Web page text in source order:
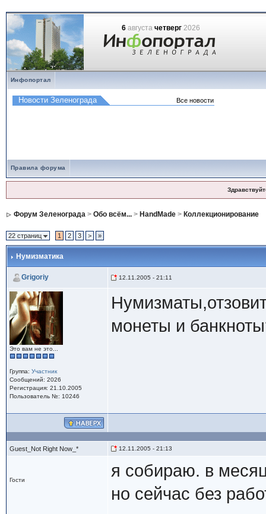
6августа четверг2026
Инфопортал
Правила форума
Форум Зеленограда> Обо всём...> HandMade> Коллекционирование
22 страниц 1 2 3 > »
Нумизматика
Grigoriy 12.11.2005 - 21:11
Это вам не это...
Группа: Участник
Сообщений: 2026
Регистрация: 21.10.2005
Пользователь №: 10246
монеты и
Guest_Not Right Now_* 12.11.2005 - 21:13
Гости
я собираю. в
но сейчас без